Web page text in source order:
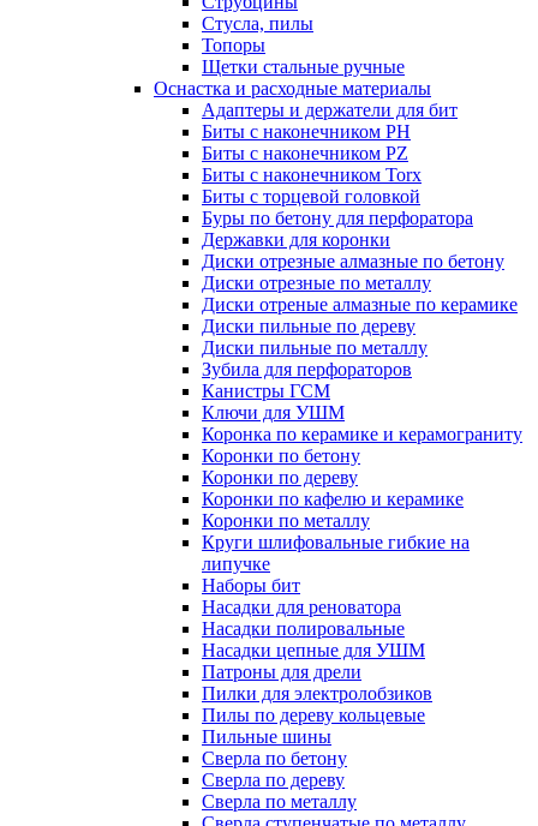
Стусла, пилы
Топоры
Щетки стальные ручные
Оснастка и расходные материалы
Адаптеры и держатели для бит
Биты с наконечником PH
Биты с наконечником PZ
Биты с наконечником Torx
Биты с торцевой головкой
Буры по бетону для перфоратора
Державки для коронки
Диски отрезные алмазные по бетону
Диски отрезные по металлу
Диски отреные алмазные по керамике
Диски пильные по дереву
Диски пильные по металлу
Зубила для перфораторов
Канистры ГСМ
Ключи для УШМ
Коронка по керамике и керамограниту
Коронки по бетону
Коронки по дереву
Коронки по кафелю и керамике
Коронки по металлу
Круги шлифовальные гибкие на
липучке
Наборы бит
Насадки для реноватора
Насадки полировальные
Насадки цепные для УШМ
Патроны для дрели
Пилки для электролобзиков
Пилы по дереву кольцевые
Пильные шины
Сверла по бетону
Сверла по дереву
Сверла по металлу